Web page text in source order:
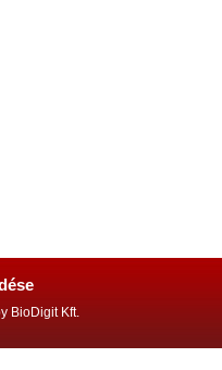
BioDigit Kft.